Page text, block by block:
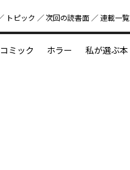
トピック 次回の読書⾯ 連載一覧
コミック ホラー 私が選ぶ本